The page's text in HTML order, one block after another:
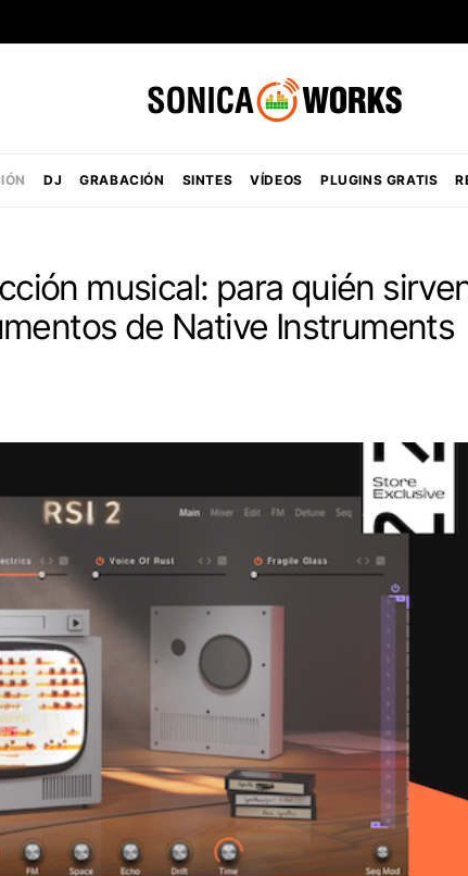
DJ GRABACIÓN SINTES VÍDEOS PLUGINS GRATIS
musical: para quién
de Native Instruments